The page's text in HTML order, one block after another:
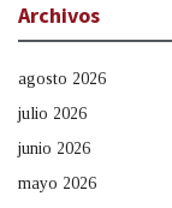
Archivos
agosto 2026
julio 2026
junio 2026
mayo 2026